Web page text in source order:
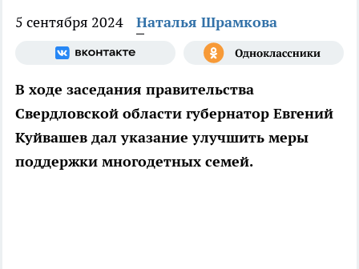
5 сентября 2024 Наталья Шрамкова
В ходе заседания правительства
Свердловской области губернатор Евгений
Куйвашев дал указание улучшить меры
поддержки многодетных семей.